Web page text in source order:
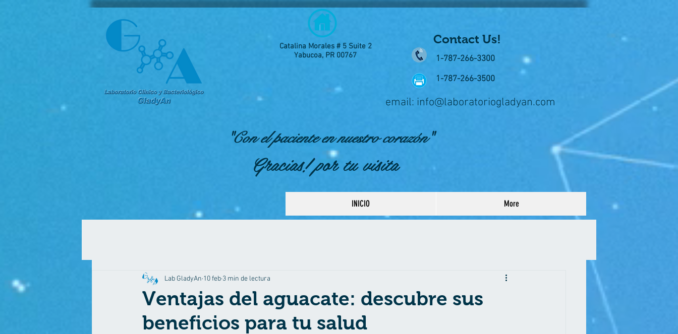
Catalina Morales # 5 Suite 2
Yabucoa, PR 00767
Contact Us!
1-787-266-3300
1-787-266-3500
email: info@laboratoriogladyan.com
"Con el paciente en nuestro corazón"
Gracias! por tu visita
INICIO More
Ventajas del aguacate: descubre sus
beneficios para tu salud
Lab GladyAn 10 feb 3 min de lectura